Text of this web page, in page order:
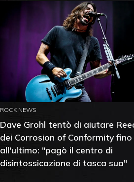
ROCK NEWS
Dave Grohl tentò di aiutare
dei Corrosion of Conformity fino
all'ultimo: "pagò il centro di
disintossicazione di tasca sua"